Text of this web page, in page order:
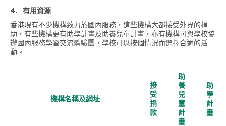
4. 有用資源
香港現有不少機構致力於國內服務，這些機構大都接受外界的捐
助，有些機構更有助學計畫及助養兒童計畫，亦有機構可與學校協
辦國內服務學習交流體驗團，學校可以按個情況而選擇合適的活
動。
機構名稱及網址
接
受
捐
款
助
養
兒
童
計
畫
助
學
計
畫